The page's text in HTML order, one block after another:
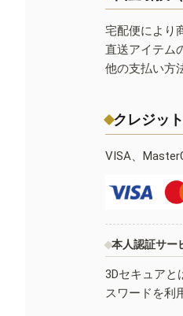
宅配便により
直送アイテム
他の支払い方
クレジッ
VISA、
本人認証サー
3Dセキュア
スワードを利